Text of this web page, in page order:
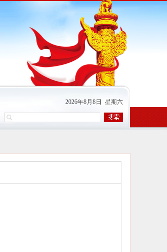
2026年8月8日 星期六